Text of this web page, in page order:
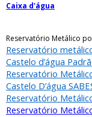
Caixa d'água
Reservatório Metálico
Reservatório
Castelo d’água
Reservatório
Castelo D’água
Reservatório
Reservatório